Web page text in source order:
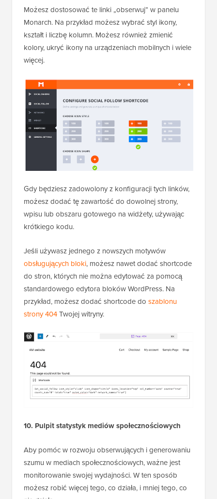
Możesz dostosować te linki „obserwuj” w panelu
Monarch. Na przykład możesz wybrać styl ikony,
kształt i liczbę kolumn. Możesz również zmienić
kolory, ukryć ikony na urządzeniach mobilnych i wiele
więcej.
Gdy będziesz zadowolony z konfiguracji tych linków,
możesz dodać tę zawartość do dowolnej strony,
wpisu lub obszaru gotowego na widżety, używając
krótkiego kodu.
Jeśli używasz jednego z nowszych motywów
obsługujących bloki, możesz nawet dodać shortcode
do stron, których nie można edytować za pomocą
standardowego edytora bloków WordPress. Na
przykład, możesz dodać shortcode do szablonu
strony 404Twojej witryny.
10. Pulpit statystyk mediów społecznościowych
Aby pomóc w rozwoju obserwujących i generowaniu
szumu w mediach społecznościowych, ważne jest
monitorowanie swojej wydajności. W ten sposób
możesz robić więcej tego, co działa, i mniej tego, co